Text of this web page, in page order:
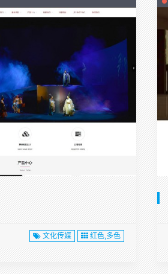
文化传媒 红色,多色